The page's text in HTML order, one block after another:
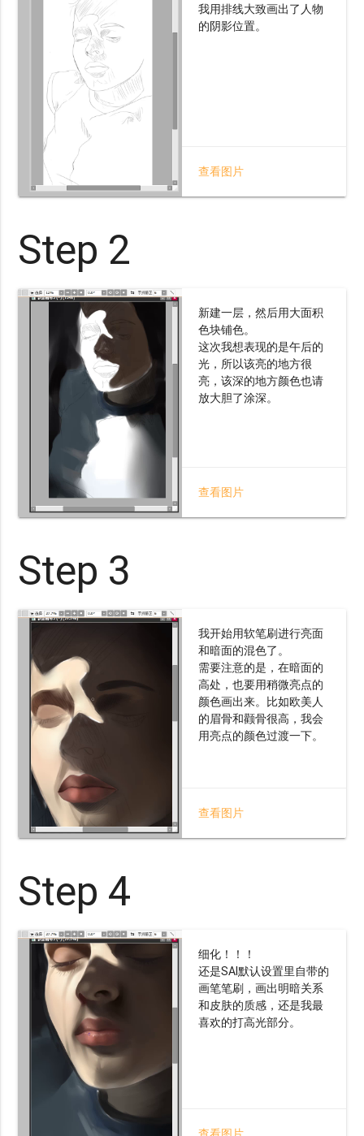
我用排线大致画出了人物
的阴影位置。
查看图片
Step 2
新建一层，然后用大面积
色块铺色。
这次我想表现的是午后的
光，所以该亮的地方很
亮，该深的地方颜色也请
放大胆了涂深。
查看图片
Step 3
我开始用软笔刷进行亮面
和暗面的混色了。
需要注意的是，在暗面的
高处，也要用稍微亮点的
颜色画出来。比如欧美人
的眉骨和颧骨很高，我会
用亮点的颜色过渡一下。
查看图片
Step 4
细化！！！
还是SAI默认设置里自带的
画笔笔刷，画出明暗关系
和皮肤的质感，还是我最
喜欢的打高光部分。